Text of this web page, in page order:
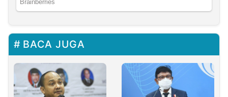
BACA JUGA